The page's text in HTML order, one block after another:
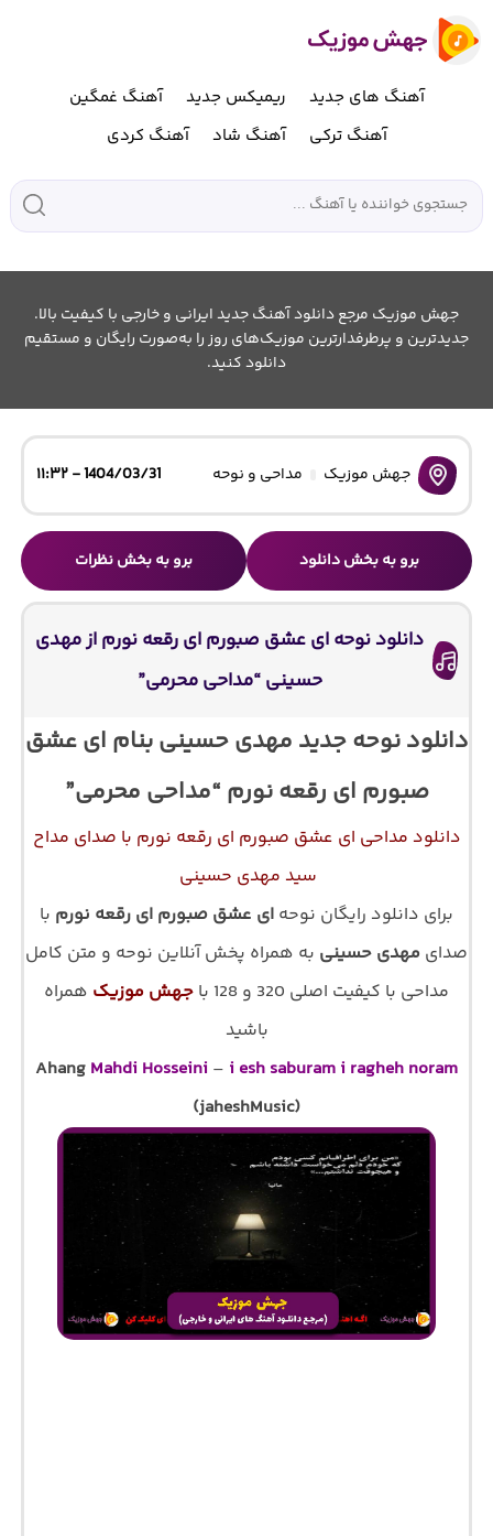
آهنگ های جدید ریمیکس جدید
آهنگ غمگین
آهنگ ترکی
آهنگ شاد آهنگ کردی
جهش موزیک مرجع دانلود آهنگ جدید ایرانی و خارجی با کیفیت بالا.
جدیدترین و پرطرفدارترین موزیک‌های روز را به‌صورت رایگان و مستقیم
دانلود کنید.
جهش موزیک مداحی و نوحه 1404/03/31 - ۱۱:۳۲
برو به بخش دانلود برو به بخش نظرات
دانلود نوحه ای عشق صبورم ای رقعه نورم از مهدی
حسینی “مداحی محرمی”
دانلود نوحه جدید مهدی حسینی بنام ای عشق
صبورم ای رقعه نورم “مداحی محرمی”
دانلود مداحی ای عشق صبورم ای رقعه نورم با صدای مداح
سید مهدی حسینی
برای دانلود رایگان نوحه ای عشق صبورم ای رقعه نورم با
صدای مهدی حسینی به همراه پخش آنلاین نوحه و متن کامل
مداحی با کیفیت اصلی 320 و 128 با
جهش موزیک همراه
باشید
Ahang Mahdi Hosseini – i esh saburam i ragheh noram
(jaheshMusic)